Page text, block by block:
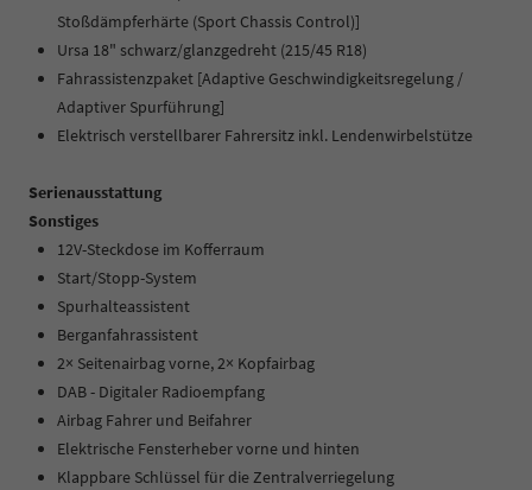
Stoßdämpferhärte (Sport Chassis Control)]
Ursa 18" schwarz/glanzgedreht (215/45 R18)
Fahrassistenzpaket [Adaptive Geschwindigkeitsregelung /
Adaptiver Spurführung]
Elektrisch verstellbarer Fahrersitz inkl. Lendenwirbelstütze
Serienausstattung
Sonstiges
12V-Steckdose im Kofferraum
Start/Stopp-System
Spurhalteassistent
Berganfahrassistent
2× Seitenairbag vorne, 2× Kopfairbag
DAB - Digitaler Radioempfang
Airbag Fahrer und Beifahrer
Elektrische Fensterheber vorne und hinten
Klappbare Schlüssel für die Zentralverriegelung